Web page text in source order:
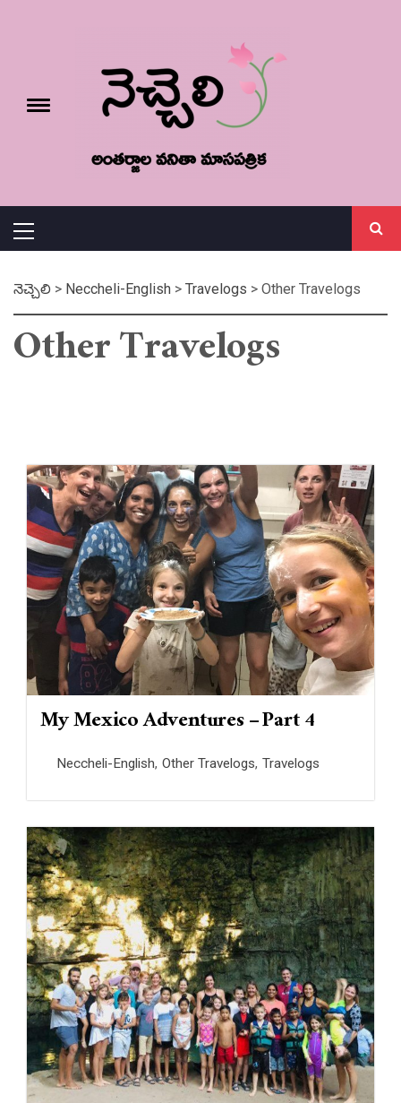
Toggle
Menu
నెచ్చెలి > Neccheli-English > Travelogs > Other Travelogs
Other Travelogs
My Mexico Adventures – Part 4
Neccheli-English, Other Travelogs, Travelogs